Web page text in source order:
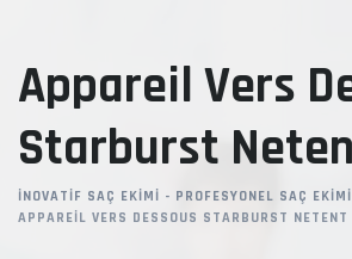
Appareil Vers
Starburst
İNOVATIF SAÇ EKIMI - PROFESYONEL SAÇ
APPAREIL VERS DESSOUS STARBURST NETENT